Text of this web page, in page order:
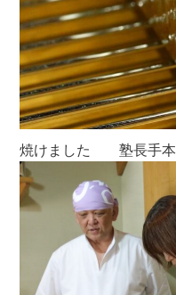
焼けました 塾長手本